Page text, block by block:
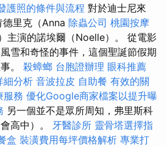
護照的條件與流程 對於迪士尼來
德里克（Anna 除蟲公司 桃園按摩
主演的諾埃爾（Noelle）。 從電影
雪和奇怪的事件，這個聖誕節假期
。 殺蟑螂 台胞證辦理 眼科推薦
細分析 音波拉皮 自助餐 有效的關
服務 優化Google商家檔案以提升曝
另一個並不是眾所周知，弗里斯科
高中）。 牙醫診所 靈骨塔選擇指
盒 裝潢費用每坪價格解析 專業打